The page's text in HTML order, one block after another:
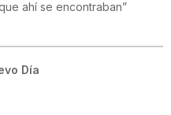
ahí se encontraban”
Día